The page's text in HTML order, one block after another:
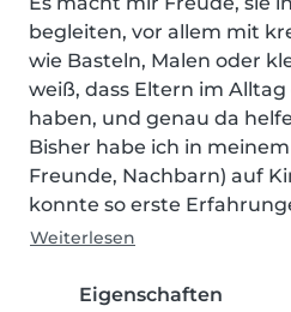
begleiten, vor allem mit
wie Basteln, Malen oder
weiß, dass Eltern im
haben, und genau da
Bisher habe ich in
Freunde, Nachbarn) auf
konnte so erste
Weiterlesen
Eigenschaften